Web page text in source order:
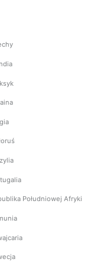
Południowej Afryki